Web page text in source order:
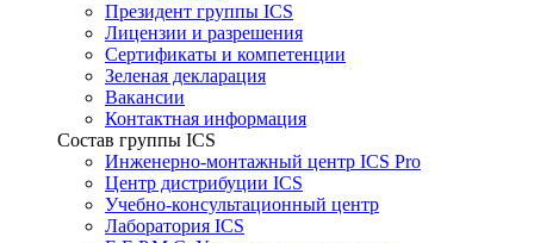
Президент группы ICS
Лицензии и разрешения
Сертификаты и компетенции
Зеленая декларация
Вакансии
Контактная информация
Состав группы ICS
Инженерно-монтажный центр ICS Pro
Центр дистрибуции ICS
Учебно-консультационный центр
Лаборатория ICS